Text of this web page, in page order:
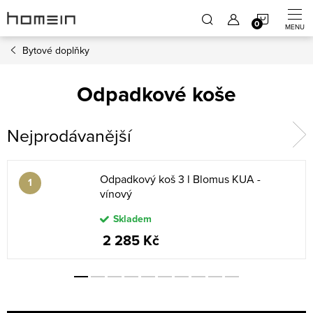
na
obsah
Bytové doplňky
Odpadkové koše
Nejprodávanější
Odpadkový koš 3 l Blomus KUA -
vínový
Skladem
2 285 Kč